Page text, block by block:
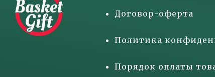
Договор-оферта
Политика
Порядок оплаты